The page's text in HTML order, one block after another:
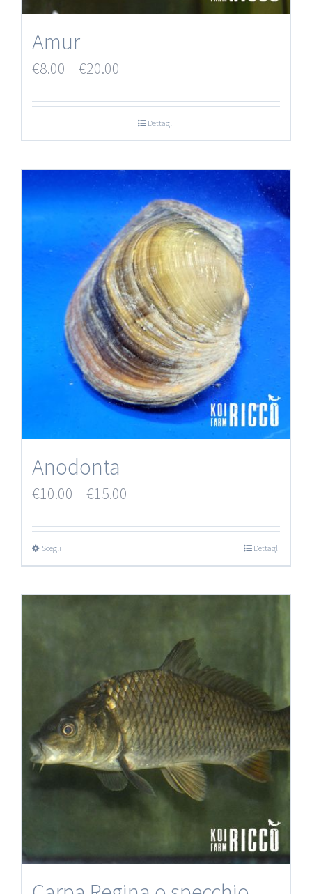
Amur
€8.00 –€20.00
Dettagli
Anodonta
€10.00 –€15.00
Scegli Dettagli